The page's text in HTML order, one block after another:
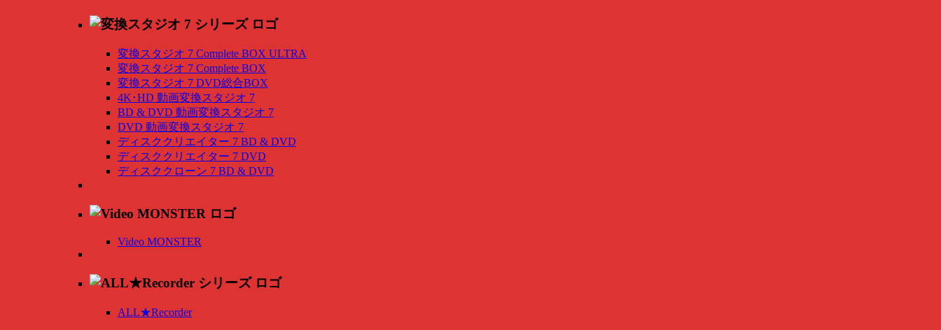
変換スタジオ 7 Complete BOX ULTRA
変換スタジオ 7 Complete BOX
変換スタジオ 7 DVD総合BOX
4K･HD 動画変換スタジオ 7
BD & DVD 動画変換スタジオ 7
DVD 動画変換スタジオ 7
ディスククリエイター 7 BD & DVD
ディスククリエイター 7 DVD
ディスククローン 7 BD & DVD
Video MONSTER
ALL★Recorder